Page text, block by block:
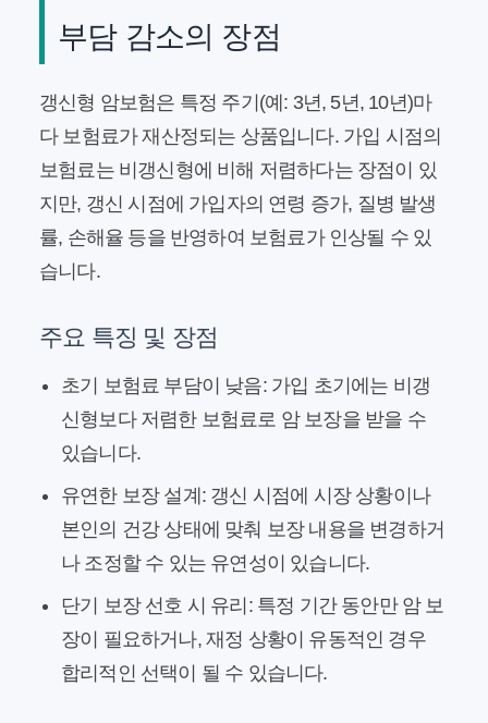
부담 감소의 장점
갱신형 암보험은 특정 주기(예: 3년, 5년, 10년)마
다 보험료가 재산정되는 상품입니다. 가입 시점의
보험료는 비갱신형에 비해 저렴하다는 장점이 있
지만, 갱신 시점에 가입자의 연령 증가, 질병 발생
률, 손해율 등을 반영하여 보험료가 인상될 수 있
습니다.
주요 특징 및 장점
초기 보험료 부담이 낮음:가입 초기에는 비갱
신형보다 저렴한 보험료로 암 보장을 받을 수
있습니다.
유연한 보장 설계: 갱신 시점에 시장 상황이나
본인의 건강 상태에 맞춰 보장 내용을 변경하거
나 조정할 수 있는 유연성이 있습니다.
단기 보장 선호 시 유리:특정 기간 동안만 암 보
장이 필요하거나, 재정 상황이 유동적인 경우
합리적인 선택이 될 수 있습니다.